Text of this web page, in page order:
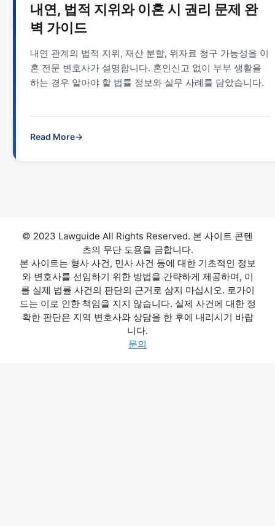
내연, 법적 지위와 이혼 시 권리 문제 완
벽 가이드
내연 관계의 법적 지위, 재산 분할, 위자료 청구 가능성을 이
혼 전문 변호사가 설명합니다. 혼인신고 없이 부부 생활을
하는 경우 알아야 할 법률 정보와 실무 사례를 담았습니다.
Read More→
© 2023 Lawguide All Rights Reserved. 본 사이트 콘텐
츠의 무단 도용을 금합니다.
본 사이트는 형사 사건, 민사 사건 등에 대한 기초적인 정보
와 변호사를 선임하기 위한 방법을 간략하게 제공하며, 이
를 실제 법률 사건의 판단의 근거로 삼지 마십시오. 로가이
드는 이로 인한 책임을 지지 않습니다. 실제 사건에 대한 정
확한 판단은 지역 변호사와 상담을 한 후에 내리시기 바랍
니다.
문의